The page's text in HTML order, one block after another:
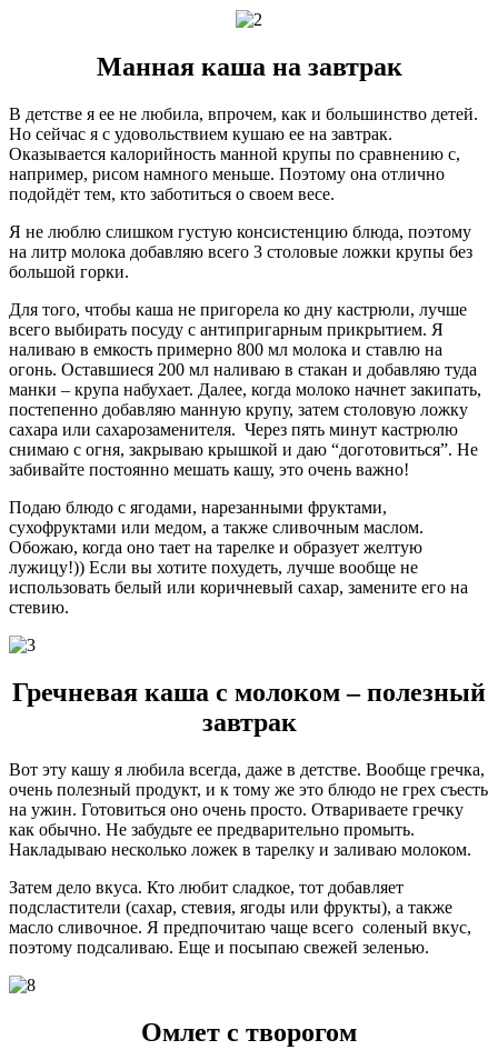
Манная каша на завтрак
В детстве я ее не любила, впрочем, как и большинство детей.
Но сейчас я с удовольствием кушаю ее на завтрак.
Оказывается калорийность манной крупы по сравнению с,
например, рисом намного меньше. Поэтому она отлично
подойдёт тем, кто заботиться о своем весе.
Я не люблю слишком густую консистенцию блюда, поэтому
на литр молока добавляю всего 3 столовые ложки крупы без
большой горки.
Для того, чтобы каша не пригорела ко дну кастрюли, лучше
всего выбирать посуду с антипригарным прикрытием. Я
наливаю в емкость примерно 800 мл молока и ставлю на
огонь. Оставшиеся 200 мл наливаю в стакан и добавляю туда
манки – крупа набухает. Далее, когда молоко начнет закипать,
постепенно добавляю манную крупу, затем столовую ложку
сахара или сахарозаменителя. Через пять минут кастрюлю
снимаю с огня, закрываю крышкой и даю “доготовиться”. Не
забивайте постоянно мешать кашу, это очень важно!
Подаю блюдо с ягодами, нарезанными фруктами,
сухофруктами или медом, а также сливочным маслом.
Обожаю, когда оно тает на тарелке и образует желтую
лужицу!)) Если вы хотите похудеть, лучше вообще не
использовать белый или коричневый сахар, замените его на
стевию.
Гречневая каша с молоком – полезный
завтрак
Вот эту кашу я любила всегда, даже в детстве. Вообще гречка,
очень полезный продукт, и к тому же это блюдо не грех съесть
на ужин. Готовиться оно очень просто. Отвариваете гречку
как обычно. Не забудьте ее предварительно промыть.
Накладываю несколько ложек в тарелку и заливаю молоком.
Затем дело вкуса. Кто любит сладкое, тот добавляет
подсластители (сахар, стевия, ягоды или фрукты), а также
масло сливочное. Я предпочитаю чаще всего соленый вкус,
поэтому подсаливаю. Еще и посыпаю свежей зеленью.
Омлет с творогом